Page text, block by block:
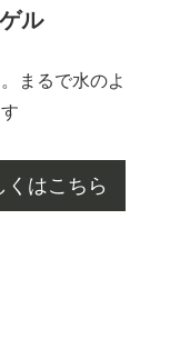
ル
まるで水のよ
くはこちら